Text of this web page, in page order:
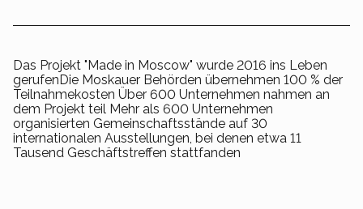
Das Projekt "Made in Moscow" wurde 2016 ins Leben
gerufenDie Moskauer Behörden übernehmen 100 % der
Teilnahmekosten Über 600 Unternehmen nahmen an
dem Projekt teil Mehr als 600 Unternehmen
organisierten Gemeinschaftsstände auf 30
internationalen Ausstellungen, bei denen etwa 11
Tausend Geschäftstreffen stattfanden